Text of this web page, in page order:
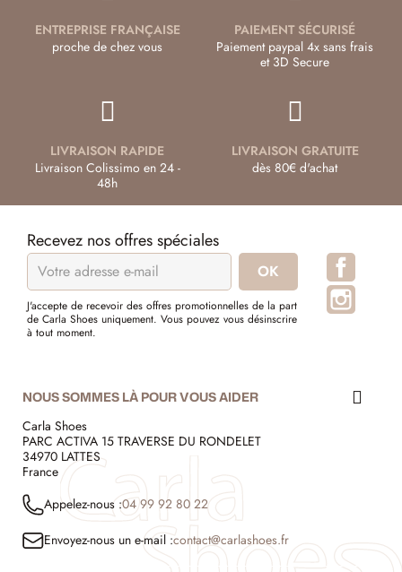
ENTREPRISE FRANÇAISE
proche de chez vous
PAIEMENT SÉCURISÉ
Paiement paypal 4x sans frais
et 3D Secure
LIVRAISON RAPIDE
Livraison Colissimo en 24 -
48h
LIVRAISON GRATUITE
dès 80€ d'achat
Recevez nos offres spéciales
J'accepte de recevoir des offres promotionnelles de la part
de Carla Shoes uniquement. Vous pouvez vous désinscrire
à tout moment.
NOUS SOMMES LÀ POUR VOUS AIDER
Carla Shoes
PARC ACTIVA 15 TRAVERSE DU RONDELET
34970 LATTES
France
Appelez-nous :04 99 92 80 22
Envoyez-nous un e-mail :contact@carlashoes.fr